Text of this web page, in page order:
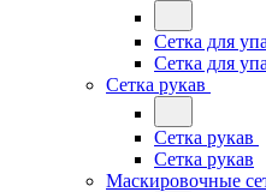
Сетка для
Сетка для
Сетка рукав
Сетка рукав
Сетка рукав
Маскировочные